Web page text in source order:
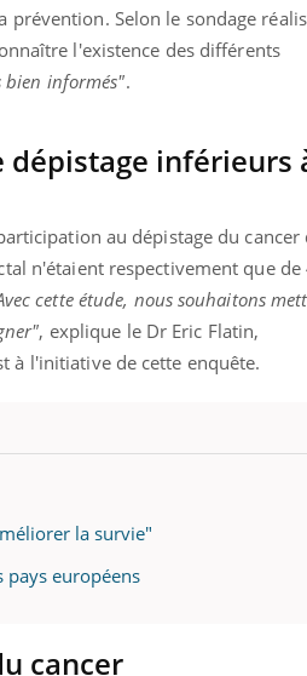
Selon le sondage
l'existence des différents
bien informés".
dépistage inférieurs
au dépistage du cancer
n'étaient respectivement que de
cette étude, nous souhaitons
, explique le Dr Eric Flatin,
à l'initiative de cette enquête.
la survie"
pays européens
cancer